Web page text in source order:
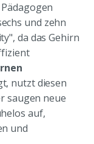
und zehn
da das Gehirn
nutzt diesen
saugen neue
auf,
und